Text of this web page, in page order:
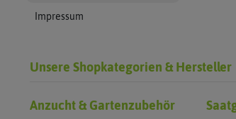
Impressum
Unsere Shopkategorien & Hersteller
Anzucht & Gartenzubehör